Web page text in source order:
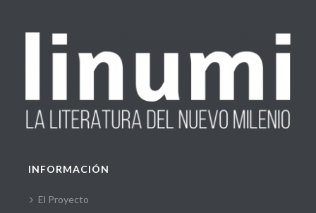
INFORMACIÓN
El Proyecto